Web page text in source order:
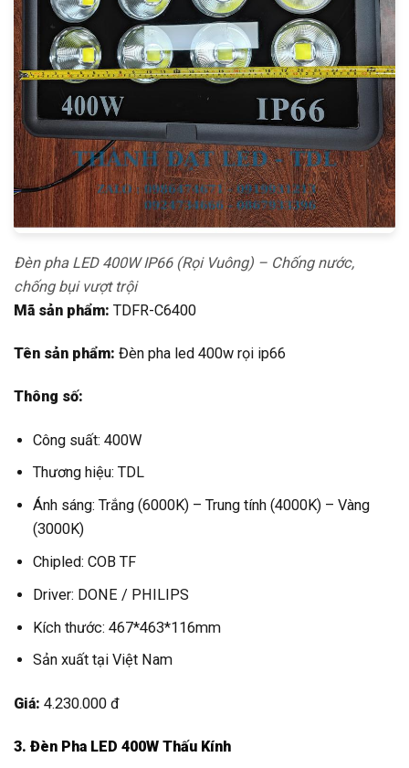
Đèn pha LED 400W IP66 (Rọi Vuông) – Chống nước,
chống bụi vượt trội
Mã sản phẩm: TDFR-C6400
Tên sản phẩm: Đèn pha led 400w rọi ip66
Thông số:
Công suất: 400W
Thương hiệu: TDL
Ánh sáng: Trắng (6000K) – Trung tính (4000K) – Vàng
(3000K)
Chipled: COB TF
Driver: DONE / PHILIPS
Kích thước: 467*463*116mm
Sản xuất tại Việt Nam
Giá: 4.230.000 đ
3. Đèn Pha LED 400W Thấu Kính